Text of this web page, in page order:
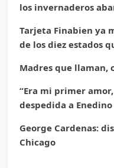
los invernaderos
Tarjeta Finabien ya
de los diez estados
Madres que llaman,
“Era mi primer
despedida a
George Cardenas:
Chicago